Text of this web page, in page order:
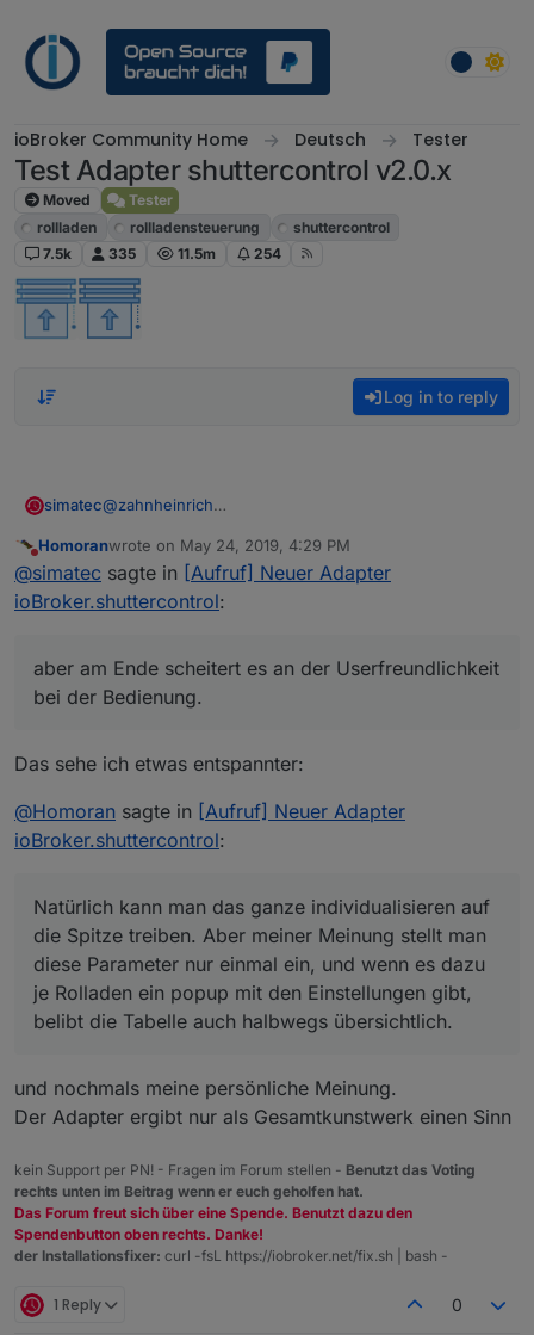
ioBroker Community Home Deutsch Tester
Test Adapter shuttercontrol v2.0.x
Moved
Tester
rollladen
rollladensteuerung
shuttercontrol
7.5k
335 11.5m 254
Log in to reply
simatec@zahnheinrich
nach davon umgesetzt bekomme.
Man kann sicher wahnsinnig viel machen, aber am
Ende scheitert es an der Userfreundlichkeit bei der
inzwischen wahnsinnig viel on Board ubd die User tun
sich schwer mit der Bedienung.
Also muss ich eine gesunde Mischung an Funktionen,
Konfigurationsmöglichkeiten und der Bedienbarkeit
hinbekommen
Do not disturb
Homoranwrote on May 24, 2019, 4:29 PM
last edited by
@simatec sagte in [Aufruf] Neuer Adapter
ioBroker.shuttercontrol:
aber am Ende scheitert es an der Userfreundlichkeit
bei der Bedienung.
Das sehe ich etwas entspannter:
@Homoran sagte in [Aufruf] Neuer Adapter
ioBroker.shuttercontrol:
Natürlich kann man das ganze individualisieren auf
die Spitze treiben. Aber meiner Meinung stellt man
diese Parameter nur einmal ein, und wenn es dazu
je Rolladen ein popup mit den Einstellungen gibt,
belibt die Tabelle auch halbwegs übersichtlich.
und nochmals meine persönliche Meinung.
Der Adapter ergibt nur als Gesamtkunstwerk einen Sinn
kein Support per PN! - Fragen im Forum stellen - Benutzt das Voting
rechts unten im Beitrag wenn er euch geholfen hat.
Das Forum freut sich über eine Spende. Benutzt dazu den
Spendenbutton oben rechts. Danke!
der Installationsfixer: curl -fsL https://iobroker.net/fix.sh | bash -
1 Reply 0